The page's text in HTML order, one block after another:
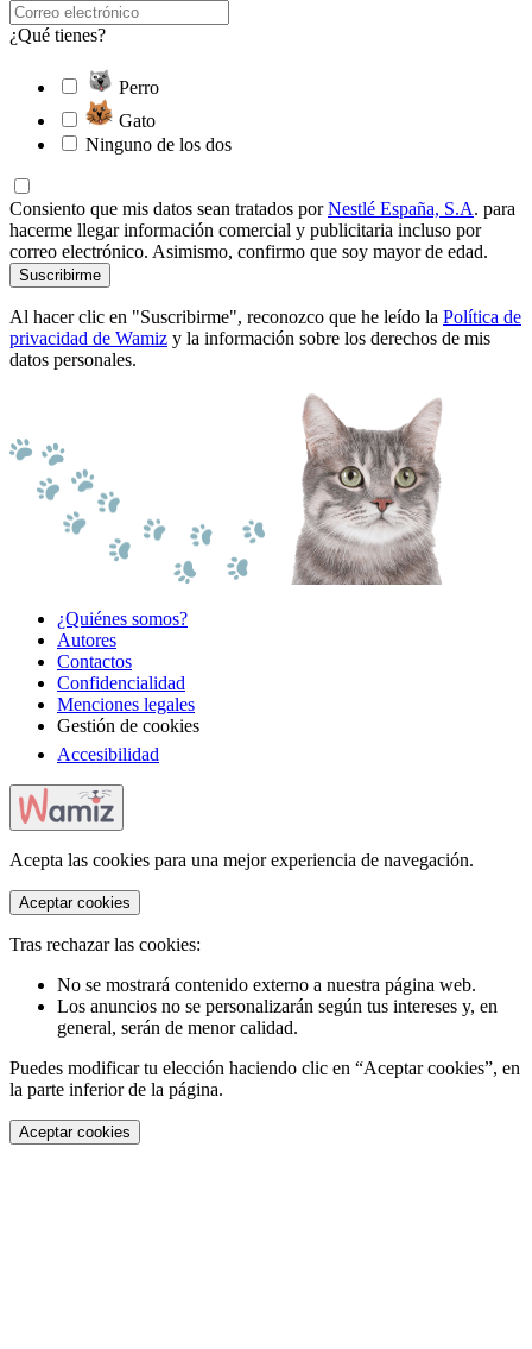
¿Qué tienes?
Perro
Gato
Ninguno de los dos
Consiento que mis datos sean tratados porNestlé España, S.A. para
hacerme llegar información comercial y publicitaria incluso por
correo electrónico. Asimismo, confirmo que soy mayor de edad.
Suscribirme
Al hacer clic en "Suscribirme", reconozco que he leído la Política de
privacidad de Wamiz y la información sobre los derechos de mis
datos personales.
¿Quiénes somos?
Autores
Contactos
Confidencialidad
Menciones legales
Gestión de cookies
Accesibilidad
Acepta las cookies para una mejor experiencia de navegación.
Aceptar cookies
Tras rechazar las cookies:
No se mostrará contenido externo a nuestra página web.
Los anuncios no se personalizarán según tus intereses y, en
general, serán de menor calidad.
Puedes modificar tu elección haciendo clic en “Aceptar cookies”, en
la parte inferior de la página.
Aceptar cookies